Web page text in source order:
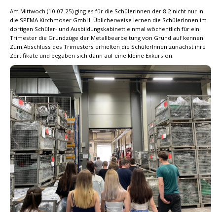
Termine
Mitwirkung
Kontakt
Am Mittwoch (10.07.25) ging es für die SchülerInnen der 8.2 nicht nur in
die SPEMA Kirchmöser GmbH. Üblicherweise lernen die SchülerInnen im
dortigen Schüler- und Ausbildungskabinett einmal wöchentlich für ein
Trimester die Grundzüge der Metallbearbeitung von Grund auf kennen.
Zum Abschluss des Trimesters erhielten die SchülerInnen zunächst ihre
Zertifikate und begaben sich dann auf eine kleine Exkursion.